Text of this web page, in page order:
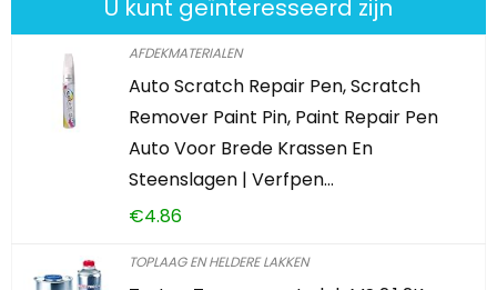
U kunt geïnteresseerd zijn
AFDEKMATERIALEN
Auto Scratch Repair Pen, Scratch
Remover Paint Pin, Paint Repair Pen
Auto Voor Brede Krassen En
Steenslagen | Verfpen…
€4.86
TOPLAAG EN HELDERE LAKKEN